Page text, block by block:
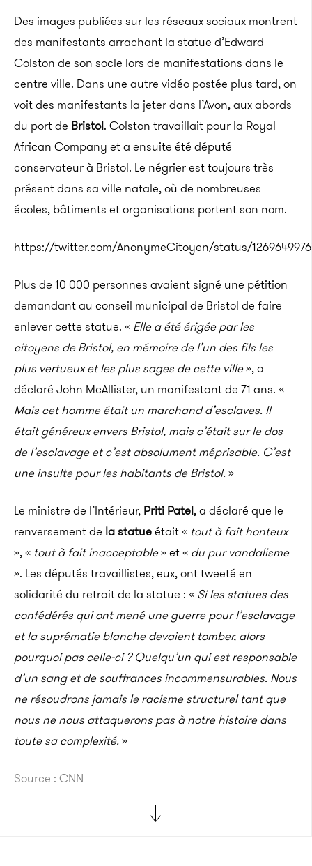
Des images publiées sur les réseaux sociaux montrent
des manifestants arrachant la statue d’Edward
Colston de son socle lors de manifestations dans le
centre ville. Dans une autre vidéo postée plus tard, on
voit des manifestants la jeter dans l’Avon, aux abords
du port de Bristol. Colston travaillait pour la Royal
African Company et a ensuite été député
conservateur à Bristol. Le négrier est toujours très
présent dans sa ville natale, où de nombreuses
écoles, bâtiments et organisations portent son nom.
https://twitter.com/AnonymeCitoyen/status/
Plus de 10 000 personnes avaient signé une pétition
demandant au conseil municipal de Bristol de faire
enlever cette statue. « Elle a été érigée par les
citoyens de Bristol, en mémoire de l’un des fils les
plus vertueux et les plus sages de cette ville», a
déclaré John McAllister, un manifestant de 71 ans. «
Mais cet homme était un marchand d’esclaves. Il
était généreux envers Bristol, mais c’était sur le dos
de l’esclavage et c’est absolument méprisable. C’est
une insulte pour les habitants de Bristol.»
Le ministre de l’Intérieur, Priti Patel, a déclaré que le
renversement de la statueétait « tout à fait honteux
», « tout à fait inacceptable» et « du pur vandalisme
». Les députés travaillistes, eux, ont tweeté en
solidarité du retrait de la statue : « Si les statues des
confédérés qui ont mené une guerre pour l’esclavage
et la suprématie blanche devaient tomber, alors
pourquoi pas celle-ci ? Quelqu’un qui est responsable
d’un sang et de souffrances incommensurables. Nous
ne résoudrons jamais le racisme structurel tant que
nous ne nous attaquerons pas à notre histoire dans
toute sa complexité.»
Source : CNN